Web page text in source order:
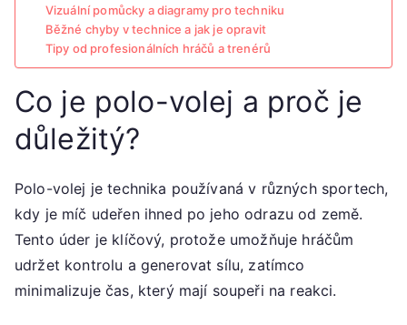
Vizuální pomůcky a diagramy pro techniku
Běžné chyby v technice a jak je opravit
Tipy od profesionálních hráčů a trenérů
Co je polo-volej a proč je
důležitý?
Polo-volej je technika používaná v různých sportech,
kdy je míč udeřen ihned po jeho odrazu od země.
Tento úder je klíčový, protože umožňuje hráčům
udržet kontrolu a generovat sílu, zatímco
minimalizuje čas, který mají soupeři na reakci.